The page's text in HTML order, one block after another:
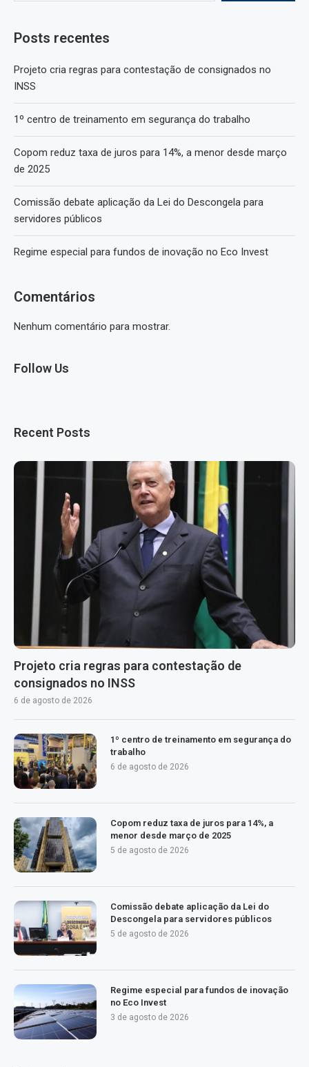
Posts recentes
Projeto cria regras para contestação de consignados no
INSS
1º centro de treinamento em segurança do trabalho
Copom reduz taxa de juros para 14%, a menor desde março
de 2025
Comissão debate aplicação da Lei do Descongela para
servidores públicos
Regime especial para fundos de inovação no Eco Invest
Comentários
Nenhum comentário para mostrar.
Follow Us
Recent Posts
Projeto cria regras para contestação de
consignados no INSS
6 de agosto de 2026
1º centro de treinamento em segurança do
trabalho
6 de agosto de 2026
Copom reduz taxa de juros para 14%, a
menor desde março de 2025
5 de agosto de 2026
Comissão debate aplicação da Lei do
Descongela para servidores públicos
5 de agosto de 2026
Regime especial para fundos de inovação
no Eco Invest
3 de agosto de 2026